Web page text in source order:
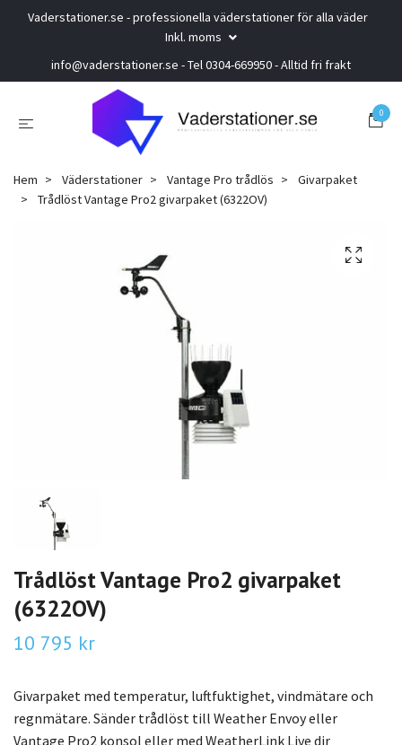
Vaderstationer.se - professionella väderstationer för alla väder
Inkl. moms
info@vaderstationer.se - Tel 0304-669950 - Alltid fri frakt
0
Hem Väderstationer Vantage Pro trådlös
Givarpaket
Trådlöst Vantage Pro2 givarpaket (6322OV)
Trådlöst Vantage Pro2 givarpaket
(6322OV)
10 795 kr
Givarpaket med temperatur, luftfuktighet, vindmätare och
regnmätare. Sänder trådlöst till Weather Envoy eller
Vantage Pro2 konsol eller med WeatherLink Live dir